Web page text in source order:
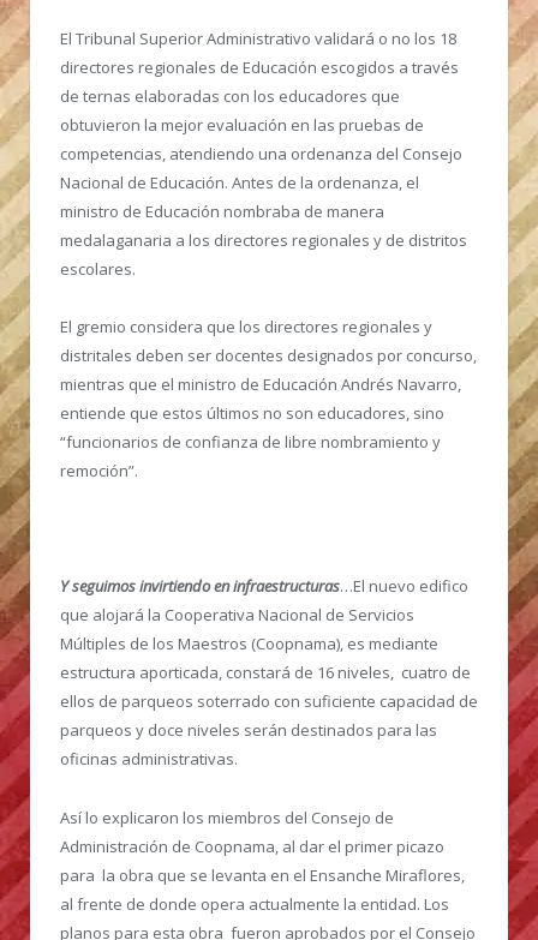
El Tribunal Superior Administrativo validará o no los 18
directores regionales de Educación escogidos a través
de ternas elaboradas con los educadores que
obtuvieron la mejor evaluación en las pruebas de
competencias, atendiendo una ordenanza del Consejo
Nacional de Educación. Antes de la ordenanza, el
ministro de Educación nombraba de manera
medalaganaria a los directores regionales y de distritos
escolares.
El gremio considera que los directores regionales y
distritales deben ser docentes designados por concurso,
mientras que el ministro de Educación Andrés Navarro,
entiende que estos últimos no son educadores, sino
“funcionarios de confianza de libre nombramiento y
remoción”.
Y seguimos invirtiendo en infraestructuras…El nuevo edifico
que alojará la Cooperativa Nacional de Servicios
Múltiples de los Maestros (Coopnama), es mediante
estructura aporticada, constará de 16 niveles, cuatro de
ellos de parqueos soterrado con suficiente capacidad de
parqueos y doce niveles serán destinados para las
oficinas administrativas.
Así lo explicaron los miembros del Consejo de
Administración de Coopnama, al dar el primer picazo
para la obra que se levanta en el Ensanche Miraflores,
al frente de donde opera actualmente la entidad. Los
planos para esta obra fueron aprobados por el Consejo